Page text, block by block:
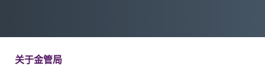
关于金管局